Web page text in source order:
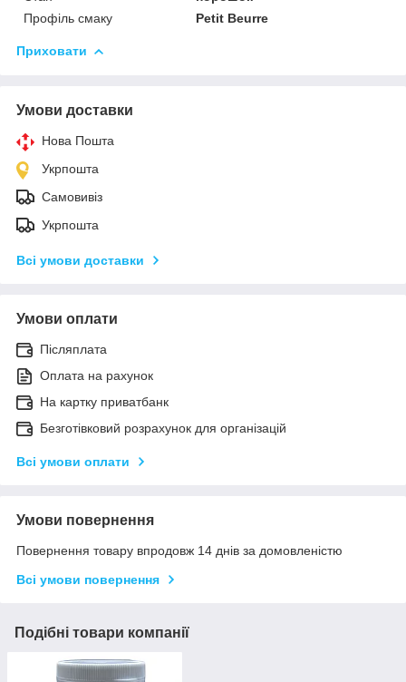
Профіль смаку
Petit Beurre
Приховати
Умови доставки
Нова Пошта
Укрпошта
Самовивіз
Укрпошта
Всі умови доставки
Умови оплати
Післяплата
Оплата на рахунок
На картку приватбанк
Безготівковий розрахунок для організацій
Всі умови оплати
Умови повернення
Повернення товару впродовж 14 днів за домовленістю
Всі умови повернення
Подібні товари компанії